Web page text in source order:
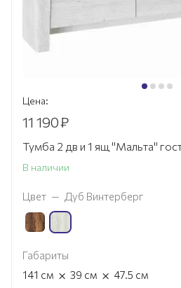
Цена:
11 190₽
Тумба 2 дв и 1 ящ "Мальта"
В наличии
Цвет — Дуб Винтерберг
Габариты
141 см × 39 см × 47.5 см